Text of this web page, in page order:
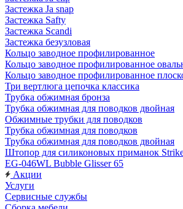
Застежка Ja snap
Застежка Safty
Застежка Scandi
Застежка безузловая
Кольцо заводное профилированное
Кольцо заводное профилированное
Кольцо заводное профилированное
Три вертлюга цепочка классика
Трубка обжимная бронза
Трубка обжимная для поводков двойная
Обжимные трубки для поводков
Трубка обжимная для поводков
Трубка обжимная для поводков двойная
Штопор для силиконовых приманок
EG-046WL Bubble Glisser 65
Акции
Услуги
Сервисные службы